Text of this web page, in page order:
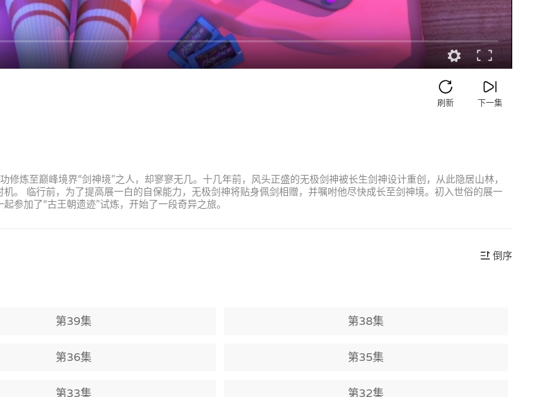
下一集
刷新
炼至巅峰境界“剑神境”之人，却寥寥无几。十几年前，风头正盛的无极剑神被长生剑神设计重创，从此隐居山林，
。 临行前，为了提高展一白的自保能力，无极剑神将贴身佩剑相赠，并嘱咐他尽快成长至剑神境。初入世俗的展一
参加了“古王朝遗迹”试炼，开始了一段奇异之旅。
倒序
第39集 第38集
第36集 第35集
第33集 第32集